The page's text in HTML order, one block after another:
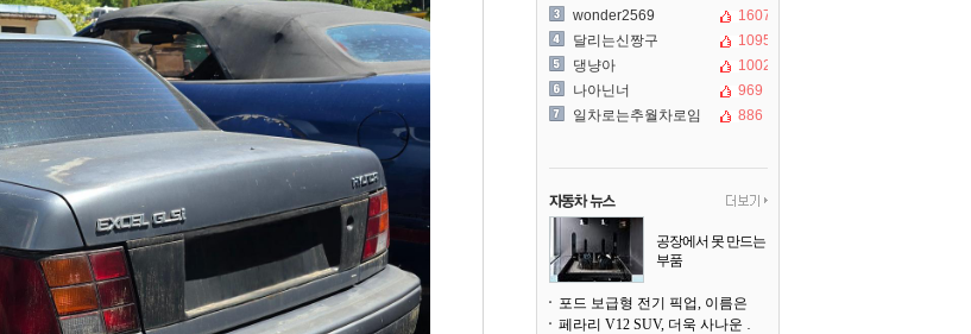
wonder2569
1607
달리는신짱구
1095
댕냥아
1002
나아닌너
969
일차로는추월차로임
886
공장에서 못 만드는
부품
어낸다
페라리 V12 SUV, 더욱 사나운 얼굴로 돌아온다